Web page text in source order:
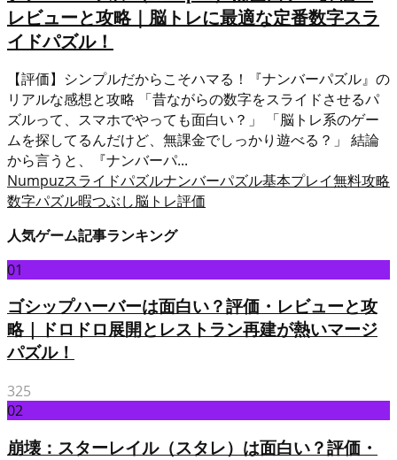
レビューと攻略｜脳トレに最適な定番数字スラ
イドパズル！
【評価】シンプルだからこそハマる！『ナンバーパズル』の
リアルな感想と攻略 「昔ながらの数字をスライドさせるパ
ズルって、スマホでやっても面白い？」 「脳トレ系のゲー
ムを探してるんだけど、無課金でしっかり遊べる？」 結論
から言うと、『ナンバーパ...
Numpuzスライドパズルナンバーパズル基本プレイ無料攻略
数字パズル暇つぶし脳トレ評価
人気ゲーム記事ランキング
01
ゴシップハーバーは面白い？評価・レビューと攻
略｜ドロドロ展開とレストラン再建が熱いマージ
パズル！
325
02
崩壊：スターレイル（スタレ）は面白い？評価・